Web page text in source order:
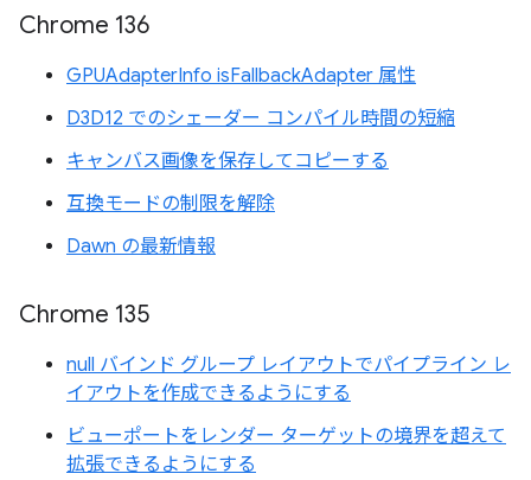
Chrome 136
GPUAdapterInfo isFallbackAdapter 属性
D3D12 でのシェーダー コンパイル時間の短縮
キャンバス画像を保存してコピーする
互換モードの制限を解除
Dawn の最新情報
Chrome 135
null バインド グループ レイアウトでパイプライン レ
イアウトを作成できるようにする
ビューポートをレンダー ターゲットの境界を超えて
拡張できるようにする